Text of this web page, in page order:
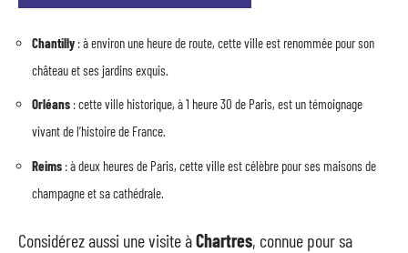
Chantilly : à environ une heure de route, cette ville est renommée pour son
château et ses jardins exquis.
Orléans : cette ville historique, à 1 heure 30 de Paris, est un témoignage
vivant de l’histoire de France.
Reims : à deux heures de Paris, cette ville est célèbre pour ses maisons de
champagne et sa cathédrale.
Considérez aussi une visite àChartres, connue pour sa